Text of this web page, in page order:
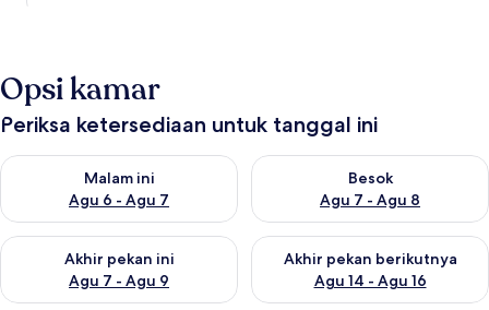
Opsi kamar
Periksa ketersediaan untuk tanggal ini
Malam ini
Agu 6 - Agu 7
Periksa ketersediaan untuk malam ini Agu 6 - Agu 7
Besok
Agu 7 - Agu 8
Periksa ketersediaan untuk
Akhir pekan ini
Agu 7 - Agu 9
Periksa ketersediaan untuk akhir pekan ini Agu 7 - Agu 9
Akhir pekan berikutnya
Agu 14 - Agu 16
Periksa ketersediaan untuk